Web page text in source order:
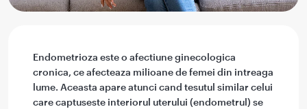
Endometrioza este o afectiune ginecologica
cronica, ce afecteaza milioane de femei din intreaga
lume. Aceasta apare atunci cand tesutul similar celui
care captuseste interiorul uterului (endometrul) se